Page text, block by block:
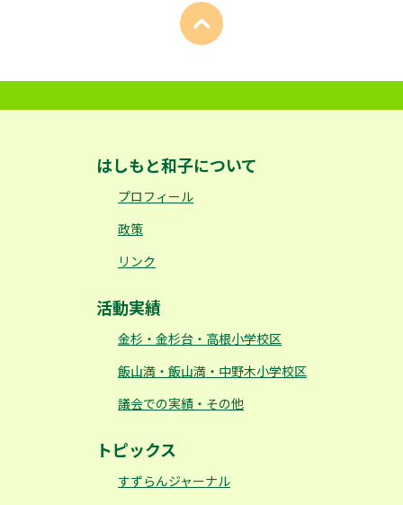
はしもと和子について
プロフィール
政策
リンク
活動実績
金杉・金杉台・高根小学校区
飯山満・飯山満・中野木小学校区
議会での実績・その他
トピックス
すずらんジャーナル